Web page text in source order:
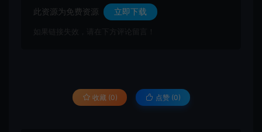
此资源为免费资源 立即下载
如果链接失效，请在下方评论留言！
收藏 (0) 点赞 (0)